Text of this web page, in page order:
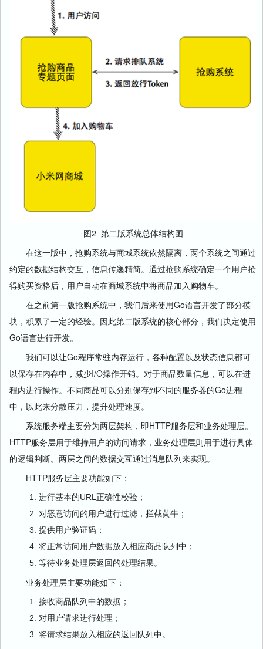
图2 第二版系统总体结构图
在这一版中，抢购系统与商城系统依然隔离，两个系统之间通过
约定的数据结构交互，信息传递精简。通过抢购系统确定一个用户抢
得购买资格后，用户自动在商城系统中将商品加入购物车。
在之前第一版抢购系统中，我们后来使用Go语言开发了部分模
块，积累了一定的经验。因此第二版系统的核心部分，我们决定使用
Go语言进行开发。
我们可以让Go程序常驻内存运行，各种配置以及状态信息都可
以保存在内存中，减少I/O操作开销。对于商品数量信息，可以在进
程内进行操作。不同商品可以分别保存到不同的服务器的Go进程
中，以此来分散压力，提升处理速度。
系统服务端主要分为两层架构，即HTTP服务层和业务处理层。
HTTP服务层用于维持用户的访问请求，业务处理层则用于进行具体
的逻辑判断。两层之间的数据交互通过消息队列来实现。
HTTP服务层主要功能如下：
进行基本的URL正确性校验；
对恶意访问的用户进行过滤，拦截黄牛；
提供用户验证码；
将正常访问用户数据放入相应商品队列中；
等待业务处理层返回的处理结果。
业务处理层主要功能如下：
接收商品队列中的数据；
对用户请求进行处理；
将请求结果放入相应的返回队列中。